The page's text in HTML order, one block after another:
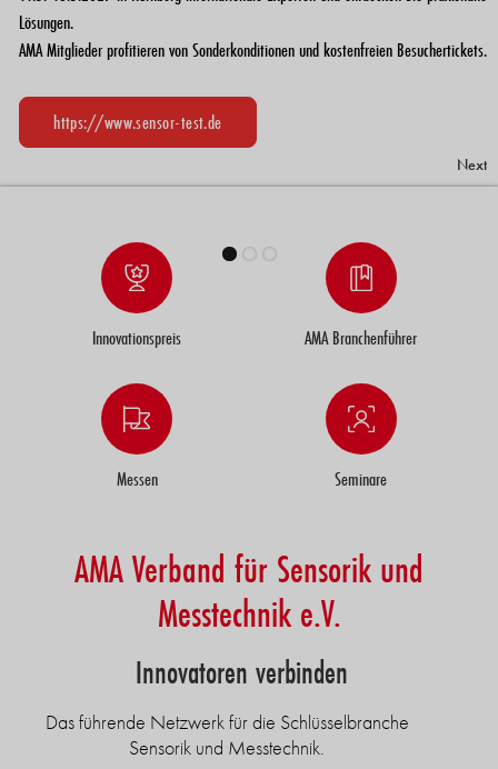
Lösungen.
AMA Mitglieder profitieren von Sonderkonditionen und kostenfreien Besuchertickets.
https://www.sensor-test.de
Produktgruppen
und direkten Zugang zu führenden Anbietern aus Industrie und Forschung.
https://branchenfuehrer.ama-sensorik.de
Jetzt verfügbar: Sensor Trends 2030. Technologietrends für Industrie und Forschung
im Überblick.
Sensor Trends 2030 - Jetzt Bestellen
Next
Innovationspreis AMA Branchenführer
Messen Seminare
AMA Verband für Sensorik und
Messtechnik e.V.
Innovatoren verbinden
Das führende Netzwerk für die Schlüsselbranche
Sensorik und Messtechnik.